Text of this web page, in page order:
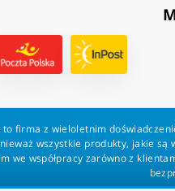
firma z wieloletnim
wszystkie produkty, jakie
we współpracy zarówno z